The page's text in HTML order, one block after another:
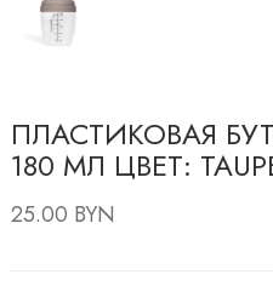
ПЛАСТИКОВАЯ
180 МЛ ЦВЕТ:
25.00 BYN